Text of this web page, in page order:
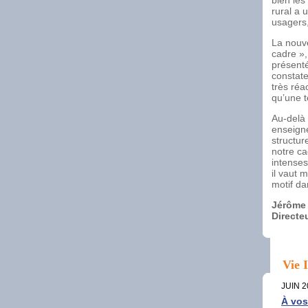
rural a
La
cadre
très
qu’une
Au-delà
notre
il vaut
motif
Jérôme
Vie
JUIN
À